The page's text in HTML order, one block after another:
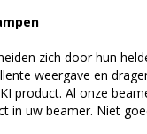
zich door hun
weergave en
product. Al onze
in uw beamer. Niet